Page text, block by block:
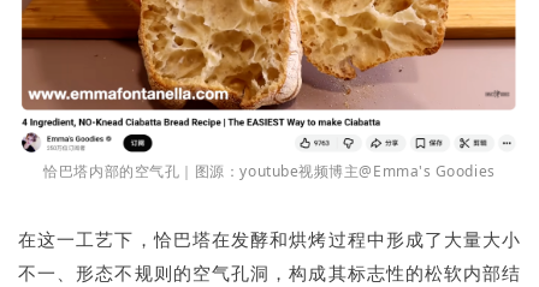
恰巴塔内部的空气孔｜图源：youtube视频博主@Emma's Goodies
在这一工艺下，恰巴塔在发酵和烘烤过程中形成了大量大小
不一、形态不规则的空气孔洞，构成其标志性的松软内部结